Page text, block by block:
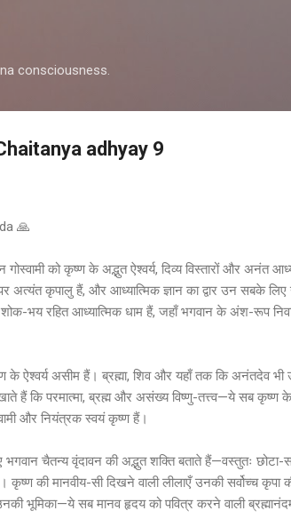
consciousness.
adhyay 9
🙏
को कृष्ण के अद्भुत ऐश्वर्य, दिव्य विस्तारों और अनंत
अत्यंत कृपालु हैं, और आध्यात्मिक ज्ञान का द्वार उन सबके
भय रहित आध्यात्मिक धाम हैं, जहाँ भगवान के अंश-रूप
के ऐश्वर्य असीम हैं। ब्रह्मा, शिव और यहाँ तक कि अनंतदेव
हैं कि परमात्मा, ब्रह्म और असंख्य विष्णु-तत्त्व—ये सब
और नियंत्रक स्वयं कृष्ण हैं।
भगवान चैतन्य वृंदावन की अद्भुत शक्ति बताते हैं—वस्तुतः
की मानवीय-सी दिखने वाली लीलाएँ उनकी सर्वोच्च कृपा
भूमिका—ये सब मानव हृदय को पवित्र करने वाली